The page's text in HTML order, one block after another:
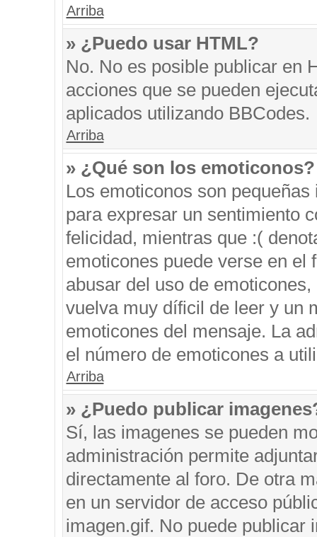
Arriba
» ¿Puedo usar HTML?
No. No es posible publicar en
acciones que se pueden
aplicados utilizando BBCodes.
Arriba
» ¿Qué son los emoticonos?
Los emoticonos son
para expresar un sentimiento
felicidad, mientras que :(
emoticones puede verse en el
abusar del uso de
vuelva muy díficil de leer y un
emoticones del mensaje. La
el número de emoticones a
Arriba
» ¿Puedo publicar
Sí, las imagenes se pueden
administración permite
directamente al foro. De otra
en un servidor de acceso
imagen.gif. No puede publicar